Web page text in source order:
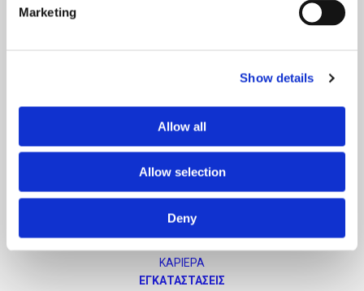
Marketing
Show details
Allow all
Allow selection
Deny
Η ΕΤΑΙΡΕΙΑ
Η ΕΤΑΙΡΙΑ
ΟΙ ΑΝΘΡΩΠΟΙ ΜΑΣ
ΕΤΑΙΡΙΚΗ ΚΟΙΝΩΝΙΚΗ ΕΥΘΥΝΗ
ΣΥΣΤΗΜΑ ΠΟΙΟΤΗΤΑΣ
ΚΑΡΙΕΡΑ
ΕΓΚΑΤΑΣΤΑΣΕΙΣ